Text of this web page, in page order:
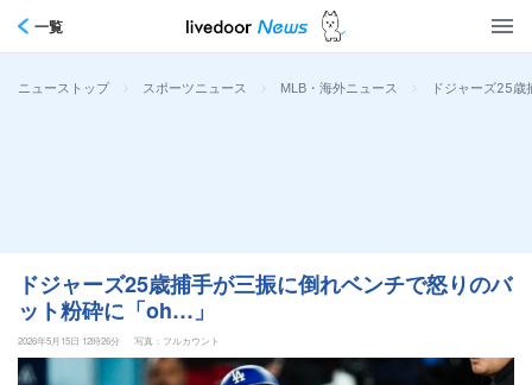
一覧
ニューストップ > スポーツニュース > MLB・海外ニュース > ドジャーズ25
ドジャーズ25歳捕手が三振に倒れベンチで怒りのバ
ット粉砕に「oh…」
2026年5月15日 12時26分 写真：フルカウント